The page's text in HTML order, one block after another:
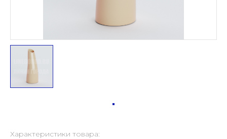
Характеристики товара: